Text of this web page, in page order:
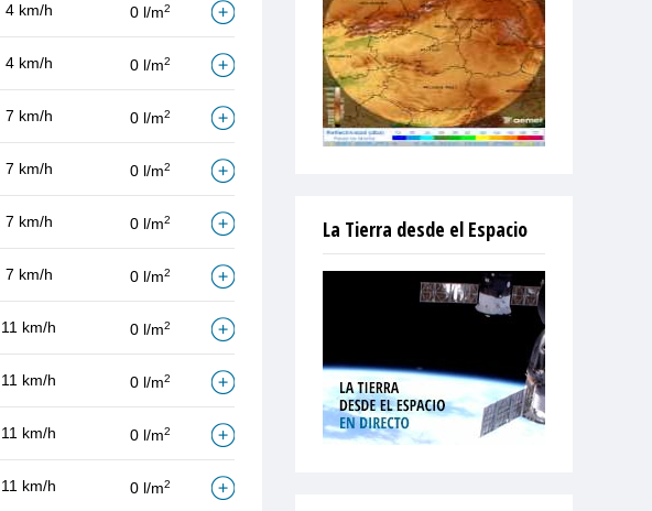
4 km/h 0 l/m2
4 km/h 0 l/m2
7 km/h 0 l/m2
7 km/h 0 l/m2
7 km/h 0 l/m2
7 km/h 0 l/m2
11 km/h 0 l/m2
11 km/h 0 l/m2
11 km/h 0 l/m2
11 km/h 0 l/m2
La Tierra desde el Espacio